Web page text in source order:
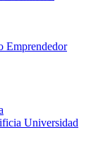
Emprendedor
Universidad